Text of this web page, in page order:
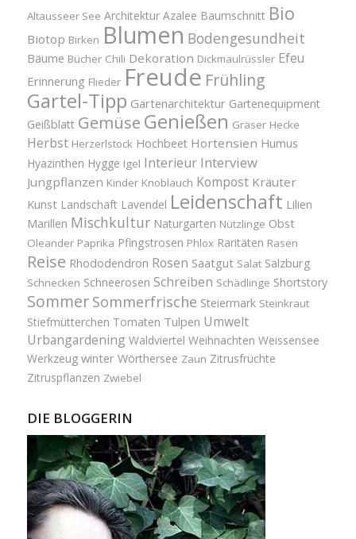
Altausseer See Architektur Azalee Baumschnitt Bio
Biotop Birken Blumen Bodengesundheit
Bäume Bücher Chili Dekoration Dickmaulrüssler Efeu
Erinnerung Flieder Freude Frühling
Gartel-Tipp Gartenarchitektur Gartenequipment
Geißblatt Gemüse Genießen Gräser Hecke
Herbst Herzerlstock Hochbeet Hortensien Humus
Hyazinthen Hygge Igel Interieur Interview
Jungpflanzen Kinder Knoblauch Kompost Kräuter
Kunst Landschaft Lavendel Leidenschaft Lilien
Marillen Mischkultur Naturgarten Nützlinge Obst
Oleander Paprika Pfingstrosen Phlox Raritäten Rasen
Reise Rhododendron Rosen Saatgut Salat Salzburg
Schnecken Schneerosen Schreiben Schädlinge Shortstory
Sommer Sommerfrische Steiermark Steinkraut
Stiefmütterchen Tomaten Tulpen Umwelt
Urbangardening Waldviertel Weihnachten Weissensee
Werkzeug winter Wörthersee Zaun Zitrusfrüchte
Zitruspflanzen Zwiebel
DIE BLOGGERIN